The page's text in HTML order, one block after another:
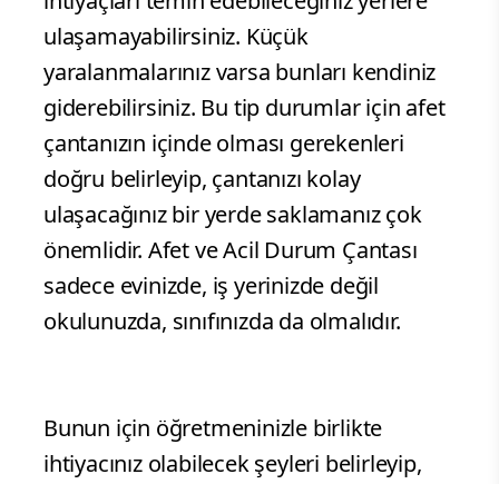
ulaşamayabilirsiniz. Küçük
yaralanmalarınız varsa bunları kendiniz
giderebilirsiniz. Bu tip durumlar için afet
çantanızın içinde olması gerekenleri
doğru belirleyip, çantanızı kolay
ulaşacağınız bir yerde saklamanız çok
önemlidir. Afet ve Acil Durum Çantası
sadece evinizde, iş yerinizde değil
okulunuzda, sınıfınızda da olmalıdır.
Bunun için öğretmeninizle birlikte
ihtiyacınız olabilecek şeyleri belirleyip,